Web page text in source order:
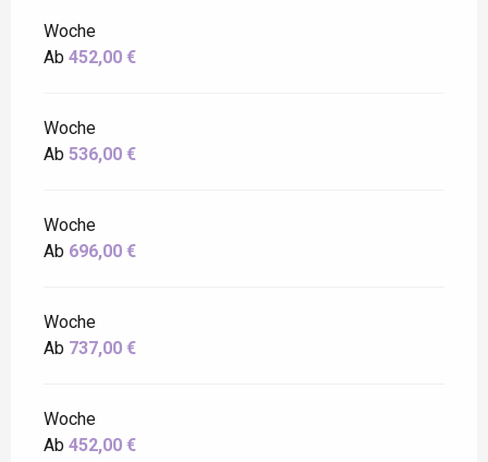
Woche
Ab 452,00 €
Woche
Ab 536,00 €
Woche
Ab 696,00 €
Woche
Ab 737,00 €
Woche
Ab 452,00 €